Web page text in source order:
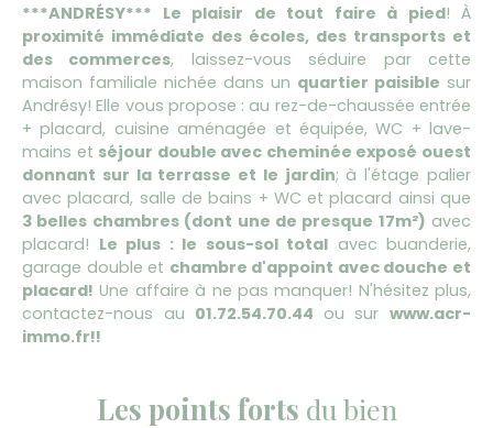
***ANDRÉSY*** Le plaisir de tout faire à pied! À
proximité immédiate des écoles, des transports et
des commerces, laissez-vous séduire par cette
maison familiale nichée dans un quartier paisible sur
Andrésy! Elle vous propose : au rez-de-chaussée entrée
+ placard, cuisine aménagée et équipée, WC + lave-
mains et séjour double avec cheminée exposé ouest
donnant sur la terrasse et le jardin; à l'étage palier
avec placard, salle de bains + WC et placard ainsi que
3 belles chambres (dont une de presque 17m²) avec
placard! Le plus : le sous-sol total avec buanderie,
garage double et chambre d'appoint avec douche et
placard! Une affaire à ne pas manquer! N'hésitez plus,
contactez-nous au 01.72.54.70.44 ou surwww.acr-
immo.fr!!
Les points forts du bien